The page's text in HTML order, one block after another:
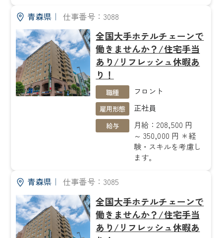
青森県｜ 仕事番号：3088
全国大手ホテルチェーンで
働きませんか？/住宅手当
あり/リフレッシュ休暇あ
り！
職種 フロント
雇用形態 正社員
給与
月給：208,500 円
～ 350,000 円 ＊経
験・スキルを考慮し
ます。
青森県｜ 仕事番号：3085
全国大手ホテルチェーンで
働きませんか？/住宅手当
あり/リフレッシュ休暇あ